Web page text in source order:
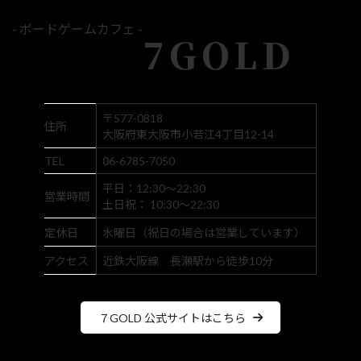
- ボードゲームカフェ - 7GOLD
住所
〒577-0818
大阪府東大阪市小若江4丁目12-14
TEL
06-6785-7050
営業時間
平日：12:30～22:30
土日祝： 10:30～22:30
定休日 水曜日（祝日の場合は営業しています）
アクセス 近鉄大阪線 長瀬駅から徒歩10分
７GOLD 公式サイトはこちら